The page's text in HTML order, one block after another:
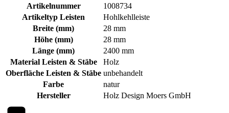
Artikelnummer
1008734
Artikeltyp Leisten
Hohlkehlleiste
Breite (mm)
28 mm
Höhe (mm)
28 mm
Länge (mm)
2400 mm
Material Leisten & Stäbe
Holz
Oberfläche Leisten & Stäbe unbehandelt
Farbe
natur
Hersteller
Holz Design Moers GmbH